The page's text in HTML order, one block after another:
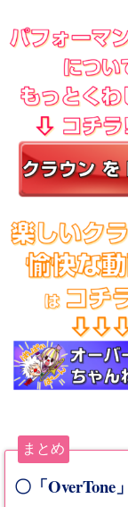
まとめ
〇「 OverTone